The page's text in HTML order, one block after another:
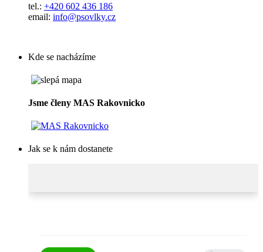
tel.: +420 602 436 186
email: info@psovlky.cz
Kde se nacházíme
Jsme členy MAS Rakovnicko
Jak se k nám dostanete